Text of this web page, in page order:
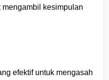
kesimpulan
efektif untuk mengasah